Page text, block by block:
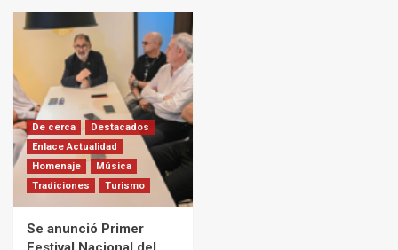
De cerca
Destacados
Enlace Actualidad
Homenaje
Música
Tradiciones
Turismo
Se anunció Primer